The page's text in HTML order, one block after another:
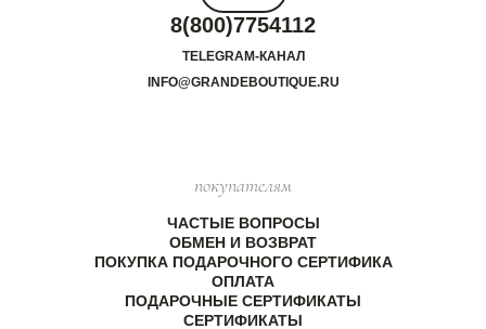
8(800)7754112
TELEGRAM-КАНАЛ
INFO@GRANDEBOUTIQUE.RU
покупателям
ЧАСТЫЕ ВОПРОСЫ
ОБМЕН И ВОЗВРАТ
ПОКУПКА ПОДАРОЧНОГО СЕРТИФИКА
ОПЛАТА
ПОДАРОЧНЫЕ СЕРТИФИКАТЫ
СЕРТИФИКАТЫ